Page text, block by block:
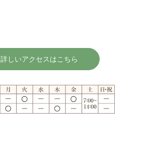
詳しいアクセスはこちら